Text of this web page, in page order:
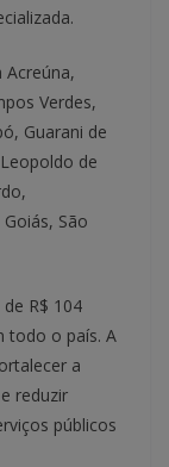
Verdes,
Guarani de
de
São
R$ 104
todo o país. A
a
reduzir
públicos